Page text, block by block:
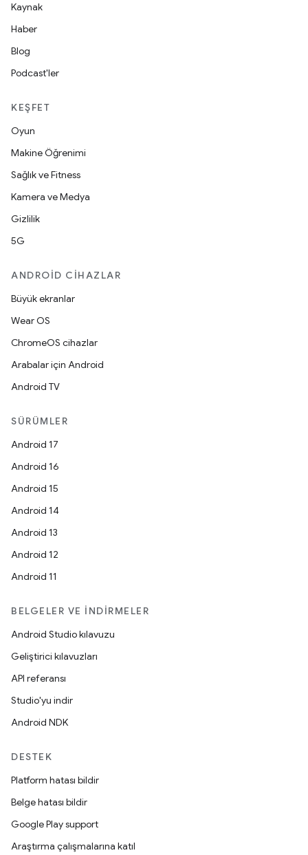
Kaynak
Haber
Blog
Podcast'ler
KEŞFET
Oyun
Makine Öğrenimi
Sağlık ve Fitness
Kamera ve Medya
Gizlilik
5G
ANDROID CIHAZLAR
Büyük ekranlar
Wear OS
ChromeOS cihazlar
Arabalar için Android
Android TV
SÜRÜMLER
Android 17
Android 16
Android 15
Android 14
Android 13
Android 12
Android 11
BELGELER VE İNDIRMELER
Android Studio kılavuzu
Geliştirici kılavuzları
API referansı
Studio'yu indir
Android NDK
DESTEK
Platform hatası bildir
Belge hatası bildir
Google Play support
Araştırma çalışmalarına katıl